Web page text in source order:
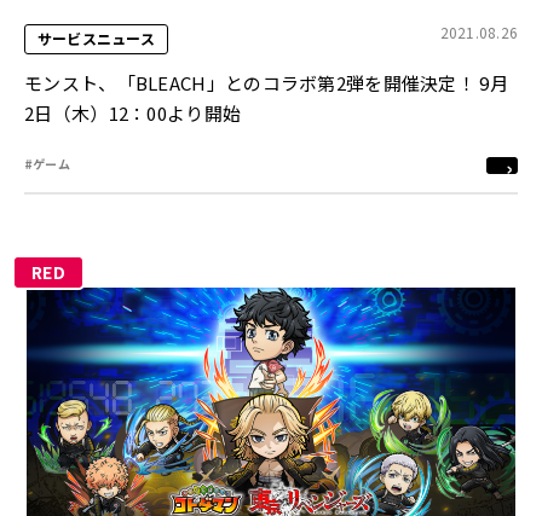
サービスニュース 2021.08.26
モンスト、「BLEACH」とのコラボ第2弾を開催決定！ 9月
2日（木）12：00より開始
#ゲーム
RED